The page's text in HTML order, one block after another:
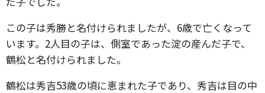
この子は秀勝と名付けられましたが、6歳で亡くなって
います。2人目の子は、側室であった淀の産んだ子で、
鶴松と名付けられました。
鶴松は秀吉53歳の頃に恵まれた子であり、秀吉は目の中